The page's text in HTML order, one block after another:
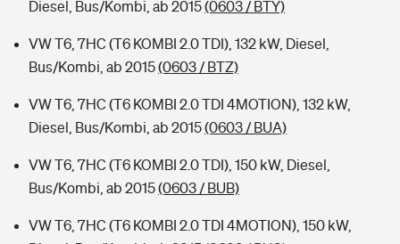
Diesel, Bus/Kombi, ab 2015(0603 / BTY)
VW T6, 7HC (T6 KOMBI 2.0 TDI), 132 kW, Diesel,
Bus/Kombi, ab 2015(0603 / BTZ)
VW T6, 7HC (T6 KOMBI 2.0 TDI 4MOTION), 132 kW,
Diesel, Bus/Kombi, ab 2015(0603 / BUA)
VW T6, 7HC (T6 KOMBI 2.0 TDI), 150 kW, Diesel,
Bus/Kombi, ab 2015(0603 / BUB)
VW T6, 7HC (T6 KOMBI 2.0 TDI 4MOTION), 150 kW,